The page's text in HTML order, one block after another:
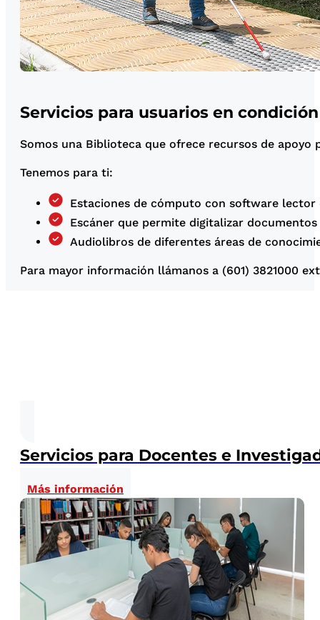
Servicios para usuarios en
Somos una Biblioteca que ofrece recursos de
Tenemos para ti:
Estaciones de cómputo con software lector
Escáner que permite digitalizar
Audiolibros de diferentes áreas de
Para mayor información llámanos a (601) 3821000
Servicios para Docentes e
Más información